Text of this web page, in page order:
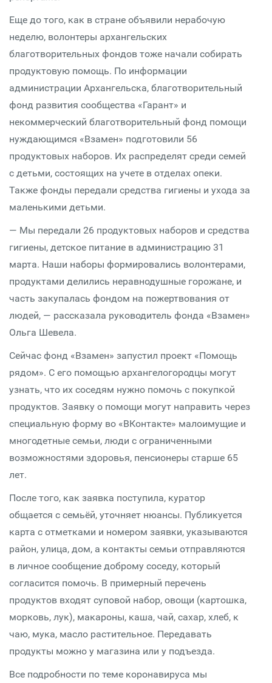
Еще до того, как в стране объявили нерабочую
неделю, волонтеры архангельских
благотворительных фондов тоже начали собирать
продуктовую помощь. По информации
администрации Архангельска, благотворительный
фонд развития сообщества «Гарант» и
некоммерческий благотворительный фонд помощи
нуждающимся «Взамен» подготовили 56
продуктовых наборов. Их распределят среди семей
с детьми, состоящих на учете в отделах опеки.
Также фонды передали средства гигиены и ухода за
маленькими детьми.
— Мы передали 26 продуктовых наборов и средства
гигиены, детское питание в администрацию 31
марта. Наши наборы формировались волонтерами,
продуктами делились неравнодушные горожане, и
часть закупалась фондом на пожертвования от
людей, — рассказала руководитель фонда «Взамен»
Ольга Шевела.
Сейчас фонд «Взамен» запустил проект «Помощь
рядом». С его помощью архангелогородцы могут
узнать, что их соседям нужно помочь с покупкой
продуктов. Заявку о помощи могут направить через
специальную форму во «ВКонтакте» малоимущие и
многодетные семьи, люди с ограниченными
возможностями здоровья, пенсионеры старше 65
лет.
После того, как заявка поступила, куратор
общается с семьёй, уточняет нюансы. Публикуется
карта с отметками и номером заявки, указываются
район, улица, дом, а контакты семьи отправляются
в личное сообщение доброму соседу, который
согласится помочь. В примерный перечень
продуктов входят суповой набор, овощи (картошка,
морковь, лук), макароны, каша, чай, сахар, хлеб, к
чаю, мука, масло растительное. Передавать
продукты можно у магазина или у подъезда.
Все подробности по теме коронавируса мы